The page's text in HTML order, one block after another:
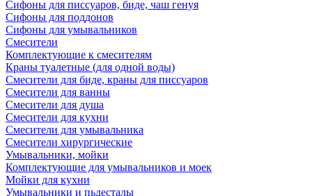
Сифоны для писсуаров, биде, чаш генуя
Сифоны для поддонов
Сифоны для умывальников
Смесители
Комплектующие к смесителям
Краны туалетные (для одной воды)
Смесители для биде, краны для писсуаров
Смесители для ванны
Смесители для душа
Смесители для кухни
Смесители для умывальника
Смесители хирургические
Умывальники, мойки
Комплектующие для умывальников и моек
Мойки для кухни
Умывальники и пьдесталы